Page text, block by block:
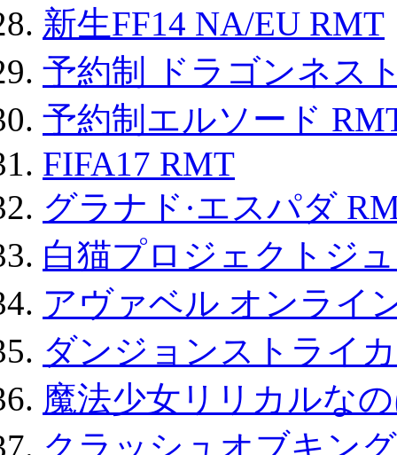
新生FF14 NA/EU RMT
予約制 ドラゴンネス
予約制エルソード
FIFA17 RMT
グラナド·エスパダ
白猫プロジェクトジ
アヴァベル オンライ
ダンジョンストライ
魔法少女リリカルな
クラッシュオブキン